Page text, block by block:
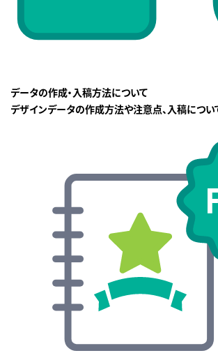
データの作成・入稿方法について
デザインデータの作成方法や注意点、入稿につい